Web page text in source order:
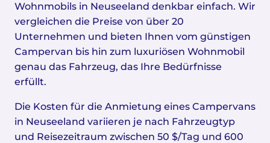
Wohnmobils in Neuseeland denkbar einfach. Wir
vergleichen die Preise von über 20
Unternehmen und bieten Ihnen vom günstigen
Campervan bis hin zum luxuriösen Wohnmobil
genau das Fahrzeug, das Ihre Bedürfnisse
erfüllt.
Die Kosten für die Anmietung eines Campervans
in Neuseeland variieren je nach Fahrzeugtyp
und Reisezeitraum zwischen 50 $/Tag und 600